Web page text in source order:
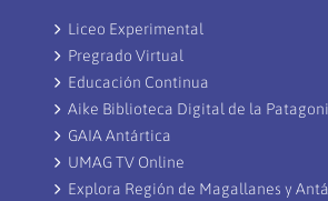
Liceo Experimental
Pregrado Virtual
Educación Continua
Aike Biblioteca Digital de la
GAIA Antártica
UMAG TV Online
Explora Región de Magallanes y